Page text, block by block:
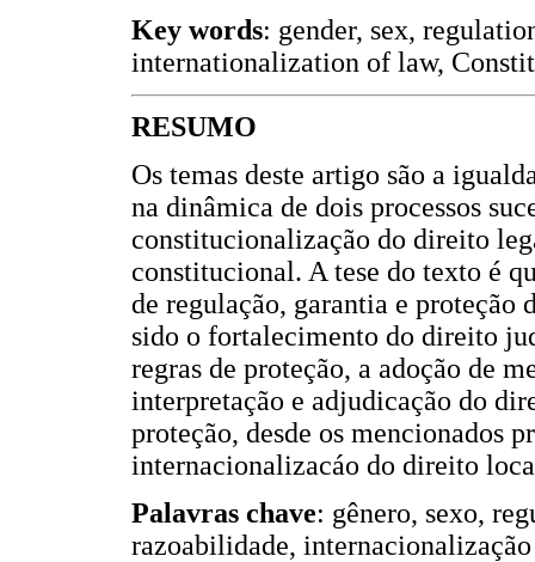
Key words: gender, sex,
internationalization of law,
RESUMO
Os temas deste artigo são a
na dinâmica de dois processos
constitucionalização do direito
constitucional. A tese do texto é
de regulação, garantia e proteção
sido o fortalecimento do direito
regras de proteção, a adoção de
interpretação e adjudicação do
proteção, desde os mencionados
internacionalizacáo do direito
Palavras chave: gênero, sexo,
razoabilidade,